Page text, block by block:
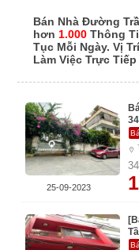
Bán Nhà Đường
hơn1.000 Thông
Tục Mỗi Ngày. Vị
Làm Việc Trực
25-09-2023